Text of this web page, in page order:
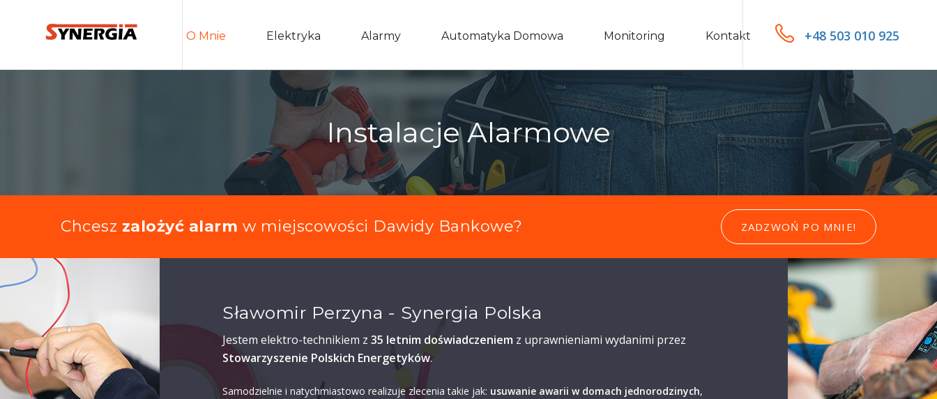
O Mnie Elektryka Alarmy Automatyka Domowa Monitoring Kontakt +48 503 010 925
Instalacje Alarmowe
Chcesz zalożyć alarm w miejscowości Dawidy Bankowe? ZADZWOŃ PO MNIE!
Sławomir Perzyna - Synergia Polska
Jestem elektro-technikiem z 35 letnim doświadczeniem z uprawnieniami wydanimi przez
Stowarzyszenie Polskich Energetyków.
Samodzielnie i natychmiastowo realizuje zlecenia takie jak: usuwanie awarii w domach jednorodzinych,